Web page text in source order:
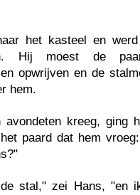
het kasteel en
Hij moest de
opwrijven en de
hem.
avondeten kreeg, ging
paard dat hem
stal," zei Hans, "en